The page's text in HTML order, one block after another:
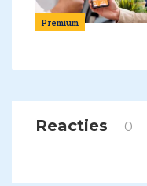
Premium
Reacties 0